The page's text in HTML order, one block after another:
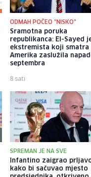
ODMAH POČEO "NISKO"
Sramotna poruka
republikanca: El-Sayed
ekstremista koji smatra
Amerika zaslužila
septembra
8 sati
SPREMAN JE NA SVE
Infantino zaigrao
kako bi sačuvao mjesto